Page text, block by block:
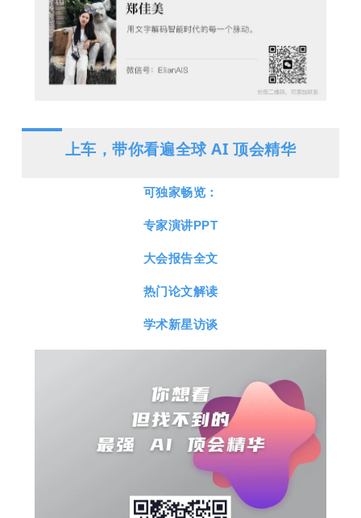
上车，带你看遍全球 AI 顶会精华
可独家畅览：
专家演讲PPT
大会报告全文
热门论文解读
学术新星访谈